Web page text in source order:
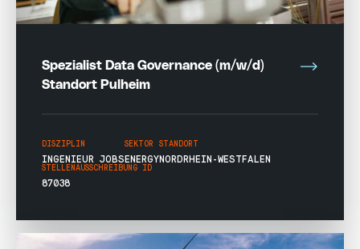
Spezialist Data Governance (m/w/d)
Standort Pulheim
DISZIPLIN
INGENIEUR JOBS
SEKTOR
ENERGY
STANDORT
NORDRHEIN-WESTFALEN
STELLENAUSSCHREIBUNG ID
87038